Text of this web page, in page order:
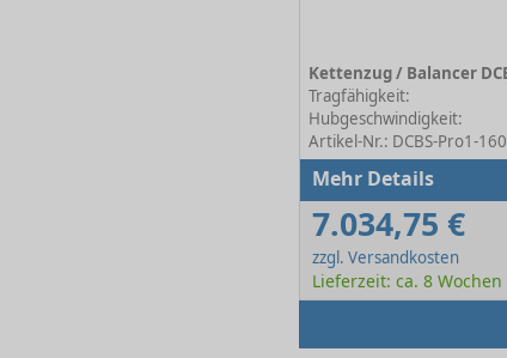
Tragfähigkeit:
Hubgeschwindigkeit:
Artikel-Nr.: DCBS-Pro1-160
Mehr Details
7.034,75 €
zzgl. Versandkosten
Lieferzeit: ca. 8 Wochen